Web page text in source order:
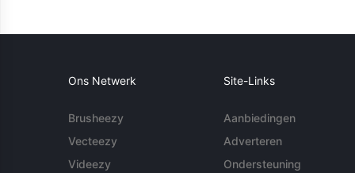
Ons Netwerk
Brusheezy
Vecteezy
Videezy
Site-Links
Aanbiedingen
Adverteren
Ondersteuning